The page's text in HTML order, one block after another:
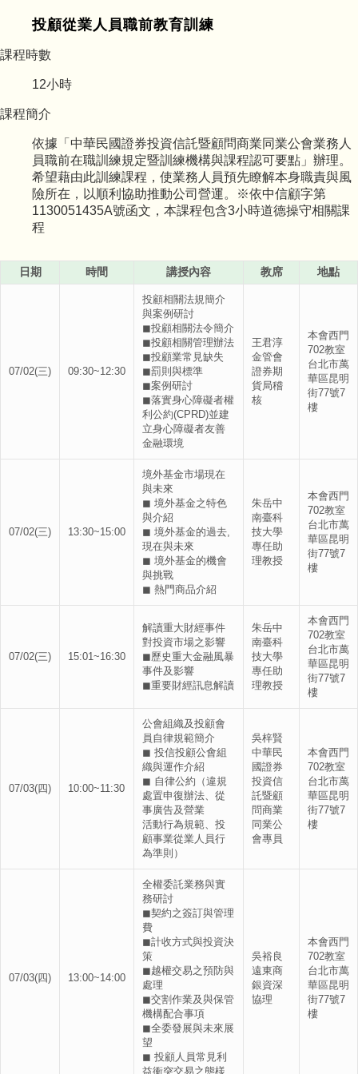
投顧從業人員職前教育訓練
課程時數
12小時
課程簡介
依據「中華民國證券投資信託暨顧問商業同業公會業務人
員職前在職訓練規定暨訓練機構與課程認可要點」辦理。
希望藉由此訓練課程，使業務人員預先瞭解本身職責與風
險所在，以順利協助推動公司營運。※依中信顧字第
1130051435A號函文，本課程包含3小時道德操守相關課
程
日期 時間 講授內容 教席 地點
07/02(三) 09:30~12:30
投顧相關法規簡介
與案例研討
◼投顧相關法令簡介
◼投顧相關管理辦法
◼投顧業常見缺失
◼罰則與標準
◼案例研討
◼落實身心障礙者權
利公約(CPRD)並建
立身心障礙者友善
金融環境
王君淳
金管會
證券期
貨局稽
核
本會西門
702教室
台北市萬
華區昆明
街77號7
樓
07/02(三) 13:30~15:00
境外基金市場現在
與未來
◼ 境外基金之特色
與介紹
◼ 境外基金的過去,
現在與未來
◼ 境外基金的機會
與挑戰
◼ 熱門商品介紹
朱岳中
南臺科
技大學
專任助
理教授
本會西門
702教室
台北市萬
華區昆明
街77號7
樓
07/02(三) 15:01~16:30
解讀重大財經事件
對投資市場之影響
◼歷史重大金融風暴
事件及影響
◼重要財經訊息解讀
朱岳中
南臺科
技大學
專任助
理教授
本會西門
702教室
台北市萬
華區昆明
街77號7
樓
07/03(四) 10:00~11:30
公會組織及投顧會
員自律規範簡介
◼ 投信投顧公會組
織與運作介紹
◼ 自律公約（違規
處置申復辦法、從
事廣告及營業
活動行為規範、投
顧事業從業人員行
為準則）
吳梓賢
中華民
國證券
投資信
託暨顧
問商業
同業公
會專員
本會西門
702教室
台北市萬
華區昆明
街77號7
樓
07/03(四) 13:00~14:00
全權委託業務與實
務研討
◼契約之簽訂與管理
費
◼計收方式與投資決
策
◼越權交易之預防與
處理
◼交割作業及與保管
機構配合事項
◼全委發展與未來展
望
◼ 投顧人員常見利
益衝突交易之態樣
吳裕良
遠東商
銀資深
協理
本會西門
702教室
台北市萬
華區昆明
街77號7
樓